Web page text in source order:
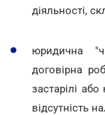
діяльності,
юридична
договірна
застарілі
відсутність